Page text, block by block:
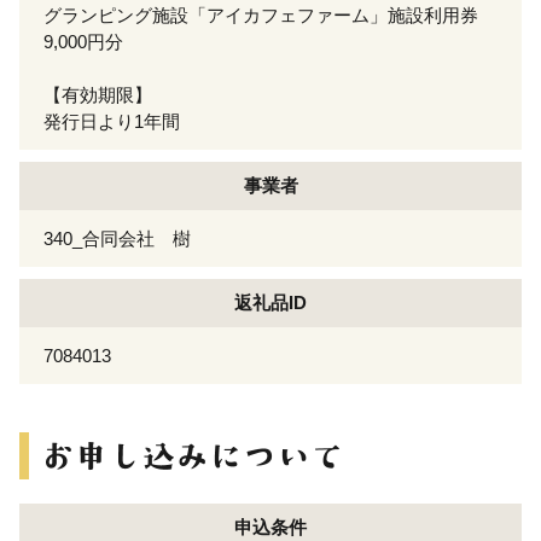
グランピング施設「アイカフェファーム」施設利用券
9,000円分
【有効期限】
発行日より1年間
事業者
340_合同会社 樹
返礼品ID
7084013
申込条件